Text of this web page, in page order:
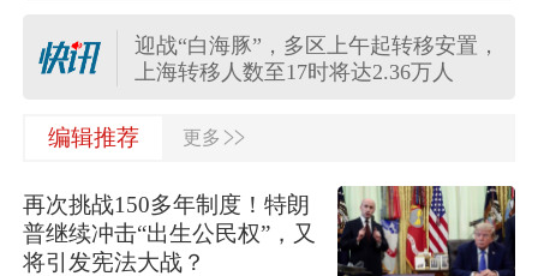
迎战“白海豚”，多区上午起转移安置，
上海转移人数至17时将达2.36万人
陕西柞水泥石流已致2人死亡，仍有1
中国气象局升级调整应急响应为台风
暴雨强对流三级
编辑推荐 更多 >>
再次挑战150多年制度！特朗
普继续冲击“出生公民权”，又
将引发宪法大战？